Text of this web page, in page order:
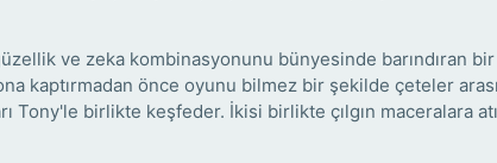
ve zeka kombinasyonunu bünyesinde barındıran
kaptırmadan önce oyunu bilmez bir şekilde çeteler
Tony'le birlikte keşfeder. İkisi birlikte çılgın maceralara